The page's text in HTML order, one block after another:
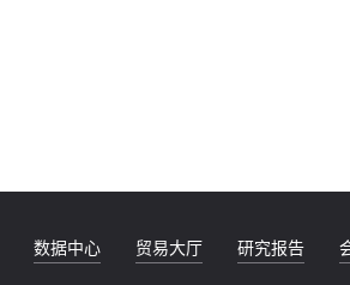
数据中心 贸易大厅 研究报告